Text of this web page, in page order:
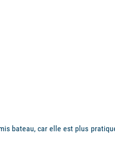
bateau, car elle est plus